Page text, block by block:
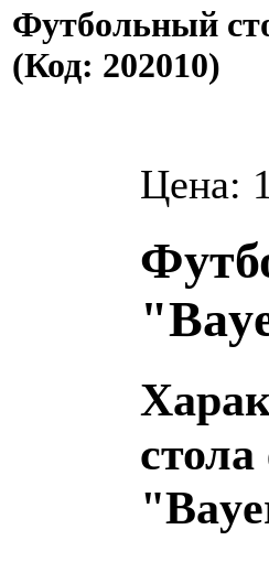
Футбольный
(Код: 202010)
Цена: